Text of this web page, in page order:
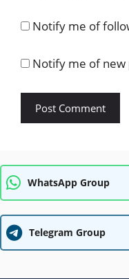
Notify me of
Notify me of new
WhatsApp Group
Telegram Group